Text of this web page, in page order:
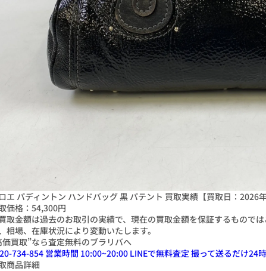
エ パディントン ハンドバッグ 黒 パテント 買取実績【買取日：2026
価格： 54,300円
取金額は過去のお取引の実績で、現在の買取金額を保証するもので
相場、在庫状況により変動いたします。
価買取”なら査定無料のブラリバへ
734-854営業時間 10:00~20:00 LINEで無料査定撮って送るだけ24
商品詳細